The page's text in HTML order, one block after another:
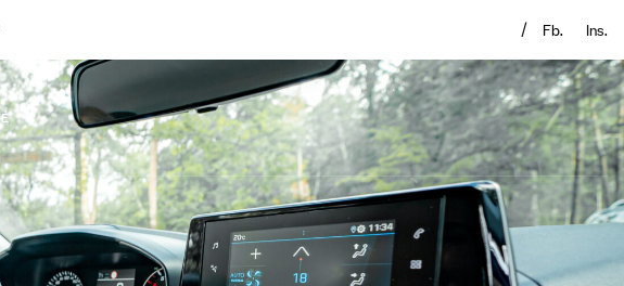
/ Fb. Ins.